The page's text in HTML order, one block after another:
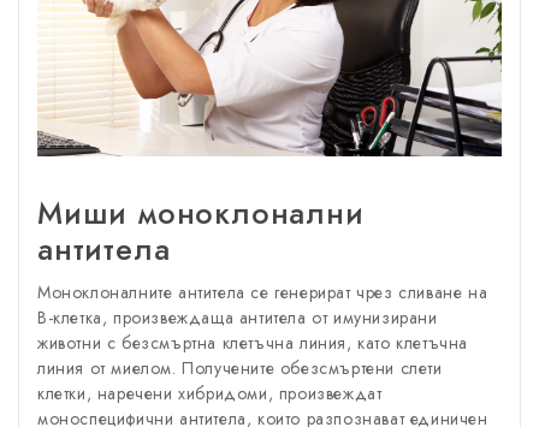
Миши моноклонални
антитела
Моноклоналните антитела се генерират чрез сливане на
В-клетка, произвеждаща антитела от имунизирани
животни с безсмъртна клетъчна линия, като клетъчна
линия от миелом. Получените обезсмъртени слети
клетки, наречени хибридоми, произвеждат
моноспецифични антитела, които разпознават единичен